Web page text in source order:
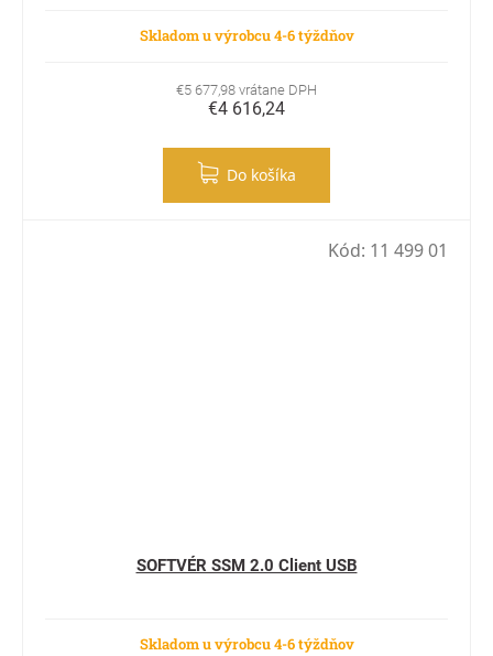
Skladom u výrobcu 4-6 týždňov
€5 677,98 vrátane DPH
€4 616,24
Do košíka
SOFTVÉR SSM 2.0 Client USB
Skladom u výrobcu 4-6 týždňov
Kód: 11 499 01